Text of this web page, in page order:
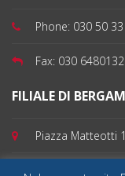
Phone: 030 50
Fax: 030 6480132
FILIALE DI
Piazza Matteotti
Phone: 035 199